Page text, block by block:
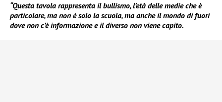
“Questa tavola rappresenta il bullismo, l’età delle medie che è
particolare, ma non è solo la scuola, ma anche il mondo di fuori
dove non c’è informazione e il diverso non viene capito.